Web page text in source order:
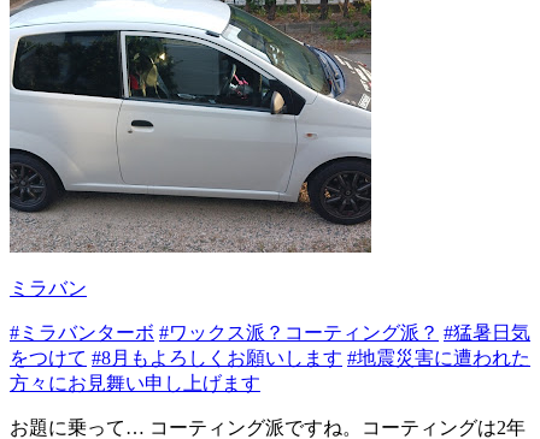
ミラバン
#ミラバンターボ #ワックス派？コーティング派？ #猛暑日気
をつけて #8月もよろしくお願いします #地震災害に遭われた
方々にお見舞い申し上げます
お題に乗って… コーティング派ですね。コーティングは2年